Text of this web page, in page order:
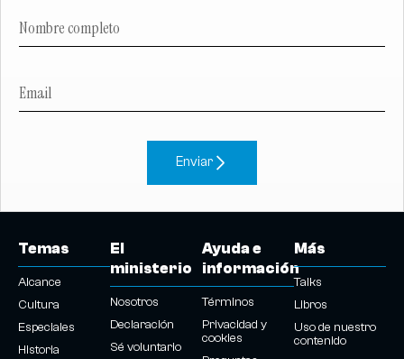
Enviar
Temas
Alcance
Cultura
Especiales
Historia
El
ministerio
Nosotros
Declaración
Sé voluntario
Ayuda e
información
Términos
Privacidad y
cookies
Más
Talks
Libros
Uso de nuestro
contenido